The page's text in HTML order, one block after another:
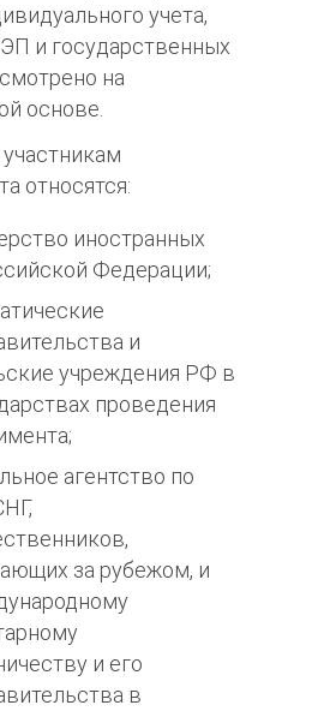
учета,
и государственных
на
основе.
относятся:
иностранных
Федерации;
и
учреждения РФ в
проведения
агентство по
за рубежом, и
и его
в